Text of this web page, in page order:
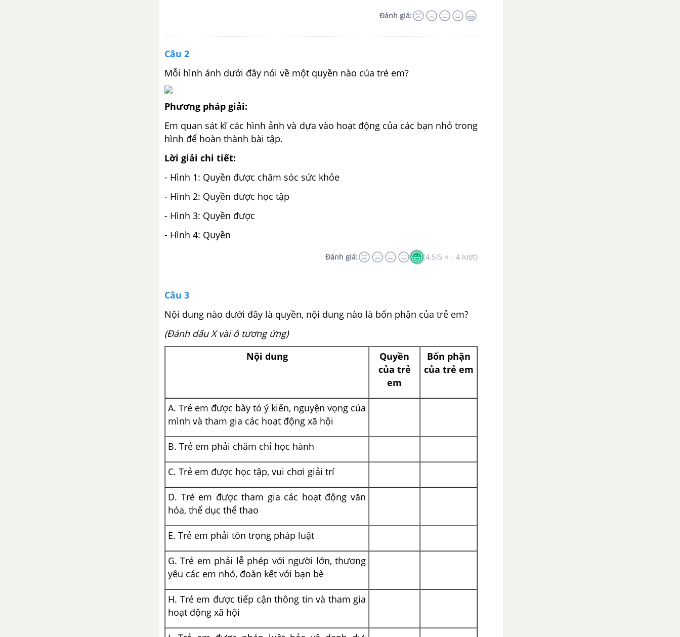
Đánh giá:
Câu 2
Mỗi hình ảnh dưới đây nói về một quyền nào của trẻ em?
Phương pháp giải:
Em quan sát kĩ các hình ảnh và dựa vào hoạt động của các bạn nhỏ trong
hình để hoàn thành bài tập.
Lời giải chi tiết:
- Hình 1: Quyền được chăm sóc sức khỏe
- Hình 2: Quyền được học tập
- Hình 3: Quyền được
- Hình 4: Quyền
Đánh giá: (4.5/5 ⭐ - 4 lượt)
Câu 3
Nội dung nào dưới đây là quyền, nội dung nào là bổn phận của trẻ em?
(Đánh dấu X vài ô tương ứng)
Nội dung
Quyền
của trẻ
em
Bổn phận
của trẻ em
A. Trẻ em được bày tỏ ý kiến, nguyện vọng của
mình và tham gia các hoạt động xã hội
B. Trẻ em phải chăm chỉ học hành
C. Trẻ em được học tập, vui chơi giải trí
D. Trẻ em được tham gia các hoạt động văn
hóa, thể dục thể thao
E. Trẻ em phải tôn trọng pháp luật
G. Trẻ em phải lễ phép với người lớn, thương
yêu các em nhỏ, đoàn kết với bạn bè
H. Trẻ em được tiếp cận thông tin và tham gia
hoạt động xã hội